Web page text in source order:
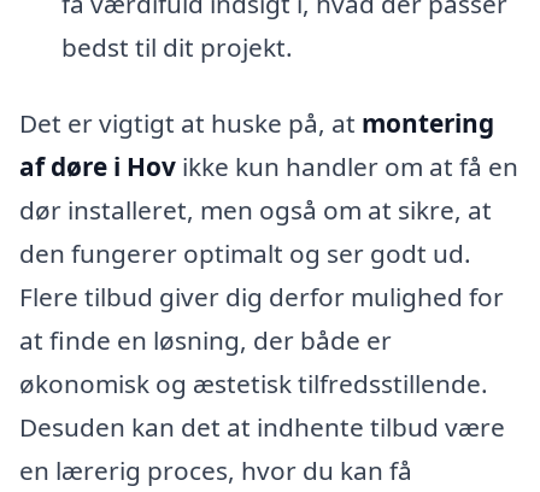
bedst til dit projekt.
Det er vigtigt at huske på, at montering
af døre i Hov ikke kun handler om at få en
dør installeret, men også om at sikre, at
den fungerer optimalt og ser godt ud.
Flere tilbud giver dig derfor mulighed for
at finde en løsning, der både er
økonomisk og æstetisk tilfredsstillende.
Desuden kan det at indhente tilbud være
en lærerig proces, hvor du kan få